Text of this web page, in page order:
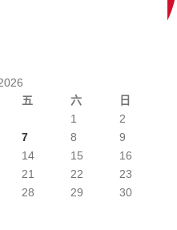
五 六 日
1
2
7 8
9
14 15
16
21 22
23
28 29
30